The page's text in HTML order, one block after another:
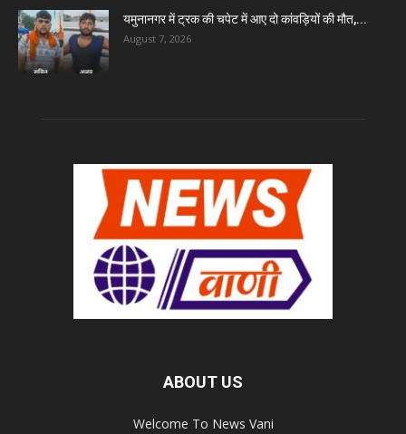
यमुनानगर में ट्रक की चपेट में आए दो कांवड़ियों की मौत,...
August 7, 2026
ABOUT US
Welcome To News Vani